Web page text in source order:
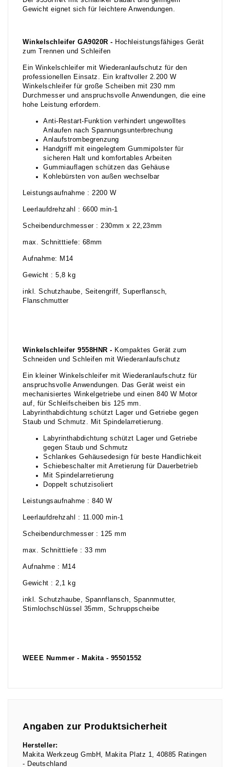
Gewicht eignet sich für leichtere Anwendungen.
Winkelschleifer GA9020R - Hochleistungsfähiges Gerät
zum Trennen und Schleifen
Ein Winkelschleifer mit Wiederanlaufschutz für den
professionellen Einsatz. Ein kraftvoller 2.200 W
Winkelschleifer für große Scheiben mit 230 mm
Durchmesser und anspruchsvolle Anwendungen, die eine
hohe Leistung erfordern.
Anti-Restart-Funktion verhindert ungewolltes
Anlaufen nach Spannungsunterbrechung
Anlaufstrombegrenzung
Handgriff mit eingelegtem Gummipolster für
sicheren Halt und komfortables Arbeiten
Gummiauflagen schützen das Gehäuse
Kohlebürsten von außen wechselbar
Leistungsaufnahme : 2200 W
Leerlaufdrehzahl : 6600 min-1
Scheibendurchmesser : 230mm x 22,23mm
max. Schnitttiefe: 68mm
Aufnahme: M14
Gewicht : 5,8 kg
inkl. Schutzhaube, Seitengriff, Superflansch,
Flanschmutter
Winkelschleifer 9558HNR - Kompaktes Gerät zum
Schneiden und Schleifen mit Wiederanlaufschutz
Ein kleiner Winkelschleifer mit Wiederanlaufschutz für
anspruchsvolle Anwendungen. Das Gerät weist ein
mechanisiertes Winkelgetriebe und einen 840 W Motor
auf, für Schleifscheiben bis 125 mm.
Labyrinthabdichtung schützt Lager und Getriebe gegen
Staub und Schmutz. Mit Spindelarretierung.
Labyrinthabdichtung schützt Lager und Getriebe
gegen Staub und Schmutz
Schlankes Gehäusedesign für beste Handlichkeit
Schiebeschalter mit Arretierung für Dauerbetrieb
Mit Spindelarretierung
Doppelt schutzisoliert
Leistungsaufnahme : 840 W
Leerlaufdrehzahl : 11.000 min-1
Scheibendurchmesser : 125 mm
max. Schnitttiefe : 33 mm
Aufnahme : M14
Gewicht : 2,1 kg
inkl. Schutzhaube, Spannflansch, Spannmutter,
Stirnlochschlüssel 35mm, Schruppscheibe
WEEE Nummer - Makita - 95501552
Angaben zur Produktsicherheit
Hersteller:
Makita Werkzeug GmbH
Makita Platz 1 40885 Ratingen
Deutschland